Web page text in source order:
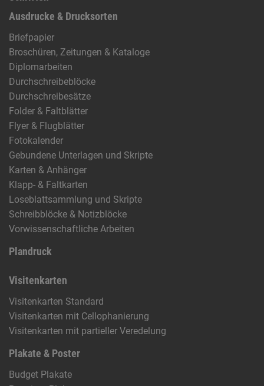
Ausdrucke & Drucksorten
Briefpapier
Broschüren, Zeitungen & Kataloge
Diplomarbeiten
Durchschreibeblöcke
Durchschreibesätze
Folder & Faltblätter
Flyer & Flugblätter
Fotokalender
Gebundene Unterlagen und Skripte
Karten & Anhänger
Klapp- & Faltkarten
Loseblattsammlung und Skripte
Schreibblöcke & Notizblöcke
Vorwissenschaftliche Arbeiten
Plandruck
Visitenkarten
Visitenkarten Standard
Visitenkarten mit Cellophanierung
Visitenkarten mit partieller Veredelung
Plakate & Poster
Budget Plakate